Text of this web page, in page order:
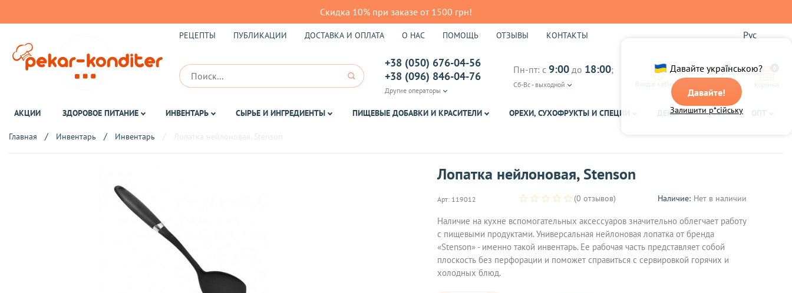
Скидка 10% при заказе от 1500 грн!
Давайте українською?
Давайте!
Залишити р*сійську
РЕЦЕПТЫ ПУБЛИКАЦИИ ДОСТАВКА И ОПЛАТА О НАС ПОМОЩЬ ОТЗЫВЫ КОНТАКТЫ Рус
+38 (050) 676-04-56
+38 (096) 846-04-76
Другие операторы
Пн-пт: с 9:00 до 18:00;
Сб-Вс - выходной Вход в кабинет
0
АКЦИИ ЗДОРОВОЕ ПИТАНИЕ ИНВЕНТАРЬ СЫРЬЕ И ИНГРЕДИЕНТЫ ПИЩЕВЫЕ ДОБАВКИ И КРАСИТЕЛИ ОРЕХИ, СУХОФРУКТЫ И СПЕЦИИ ДЕКОР ЧАЙ
Главная Инвентарь Инвентарь
Лопатка нейлоновая, Stenson
Арт: 119012 (0 отзывов) Наличие: Нет в наличии
Наличие на кухне вспомогательных аксессуаров значительно облегчает работу
с пищевыми продуктами. Универсальная нейлоновая лопатка от бренда
«Stenson» - именно такой инвентарь. Ее рабочая часть представляет собой
плоскость без перфорации и поможет справиться с сервировкой горячих и
холодных блюд.